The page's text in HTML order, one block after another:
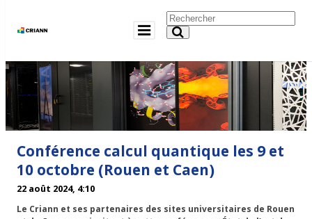
Conférence calcul quantique les 9 et
10 octobre (Rouen et Caen)
22 août 2024, 4:10
Le Criann et ses partenaires des sites universitaires de Rouen